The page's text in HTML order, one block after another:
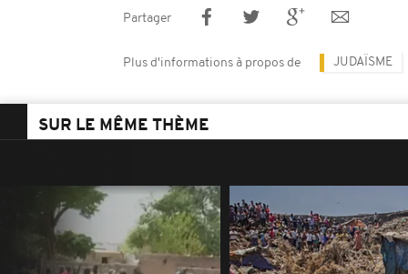
Partager
Plus d'informations à propos de JUDAÏSME
SUR LE MÊME THÈME